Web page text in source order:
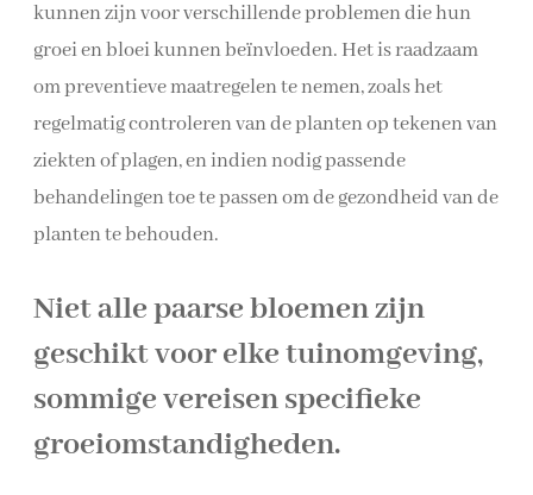
kunnen zijn voor verschillende problemen die hun
groei en bloei kunnen beïnvloeden. Het is raadzaam
om preventieve maatregelen te nemen, zoals het
regelmatig controleren van de planten op tekenen van
ziekten of plagen, en indien nodig passende
behandelingen toe te passen om de gezondheid van de
planten te behouden.
Niet alle paarse bloemen zijn
geschikt voor elke tuinomgeving,
sommige vereisen specifieke
groeiomstandigheden.